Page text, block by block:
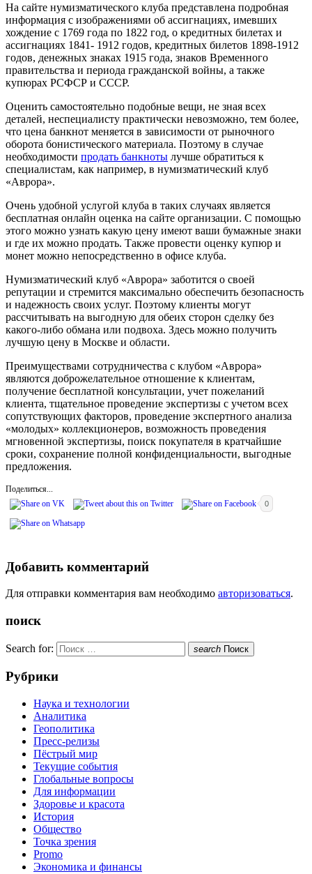
На сайте нумизматического клуба представлена подробная
информация с изображениями об ассигнациях, имевших
хождение с 1769 года по 1822 год, о кредитных билетах и
ассигнациях 1841- 1912 годов, кредитных билетов 1898-1912
годов, денежных знаках 1915 года, знаков Временного
правительства и периода гражданской войны, а также
купюрах РСФСР и СССР.
Оценить самостоятельно подобные вещи, не зная всех
деталей, неспециалисту практически невозможно, тем более,
что цена банкнот меняется в зависимости от рыночного
оборота бонистического материала. Поэтому в случае
необходимости продать банкноты лучше обратиться к
специалистам, как например, в нумизматический клуб
«Аврора».
Очень удобной услугой клуба в таких случаях является
бесплатная онлайн оценка на сайте организации. С помощью
этого можно узнать какую цену имеют ваши бумажные знаки
и где их можно продать. Также провести оценку купюр и
монет можно непосредственно в офисе клуба.
Нумизматический клуб «Аврора» заботится о своей
репутации и стремится максимально обеспечить безопасность
и надежность своих услуг. Поэтому клиенты могут
рассчитывать на выгодную для обеих сторон сделку без
какого-либо обмана или подвоха. Здесь можно получить
лучшую цену в Москве и области.
Преимуществами сотрудничества с клубом «Аврора»
являются доброжелательное отношение к клиентам,
получение бесплатной консультации, учет пожеланий
клиента, тщательное проведение экспертизы с учетом всех
сопутствующих факторов, проведение экспертного анализа
«молодых» коллекционеров, возможность проведения
мгновенной экспертизы, поиск покупателя в кратчайшие
сроки, сохранение полной конфиденциальности, выгодные
предложения.
Поделиться...
0
Добавить комментарий
Для отправки комментария вам необходимо авторизоваться.
поиск
Search for: search Поиск
Рубрики
Наука и технологии
Аналитика
Геополитика
Пресс-релизы
Пёстрый мир
Текущие события
Глобальные вопросы
Для информации
Здоровье и красота
История
Общество
Точка зрения
Promo
Экономика и финансы